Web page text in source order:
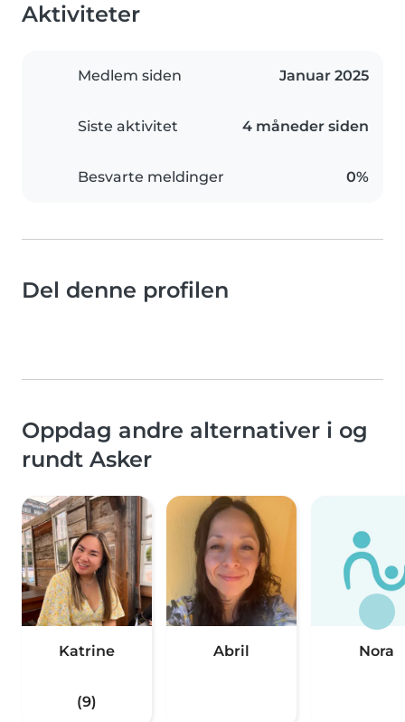
Aktiviteter
Medlem siden Januar 2025
Siste aktivitet 4 måneder siden
Besvarte meldinger 0%
Del denne profilen
Oppdag andre alternativer i og
rundt Asker
Katrine
(9)
Abril Nora